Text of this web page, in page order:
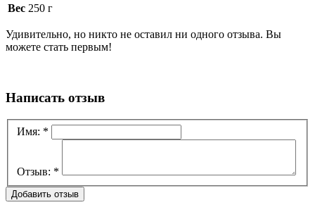
Вес 250 г
Удивительно, но никто не оставил ни одного отзыва. Вы
можете стать первым!
Написать отзыв
Имя: *
Отзыв: *